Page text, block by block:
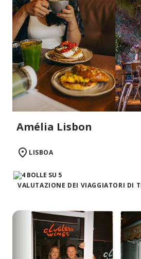
Amélia Lisbon
LISBOA
VALUTAZIONE DEI VIAGGIATORI DI